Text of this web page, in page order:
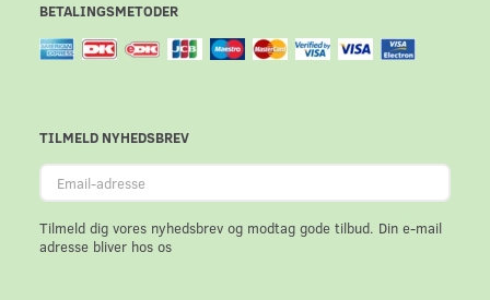
BETALINGSMETODER
TILMELD NYHEDSBREV
Email-
adresse
Tilmeld dig vores nyhedsbrev og modtag gode tilbud. Din e-mail
adresse bliver hos os